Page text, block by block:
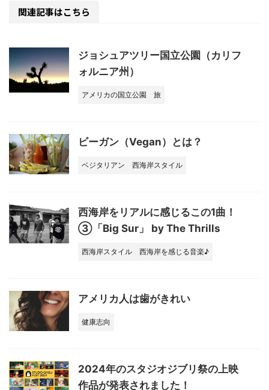
関連記事はこちら
ジョシュアツリー国立公園（カリフ
ォルニア州）
アメリカの国立公園 旅
ビーガン（Vegan）とは？
ベジタリアン 西海岸スタイル
西海岸をリアルに感じるこの1曲！
③「Big Sur」 by The Thrills
西海岸スタイル 西海岸を感じる音楽♪
アメリカ人は歯がきれい
健康志向
2024年のスタジオジブリ祭の上映
作品が発表されました！